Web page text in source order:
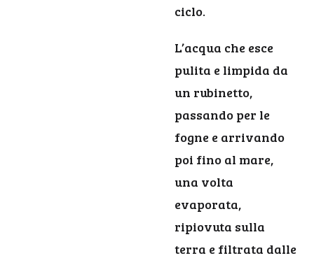
ciclo.
L’acqua che esce
pulita e limpida da
un rubinetto,
passando per le
fogne e arrivando
poi fino al mare,
una volta
evaporata,
ripiovuta sulla
terra e filtrata dalle